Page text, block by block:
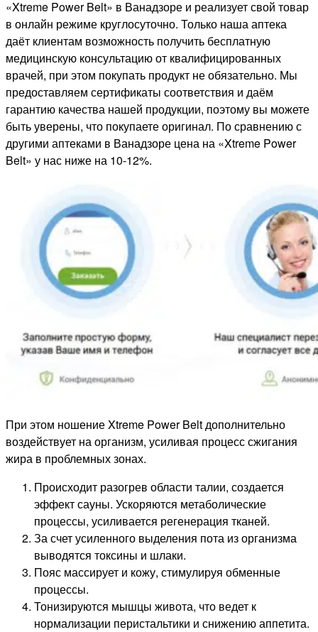
«Xtreme Power Belt» в Ванадзоре и реализует свой товар
в онлайн режиме круглосуточно. Только наша аптека
даёт клиентам возможность получить бесплатную
медицинскую консультацию от квалифицированных
врачей, при этом покупать продукт не обязательно. Мы
предоставляем сертификаты соответствия и даём
гарантию качества нашей продукции, поэтому вы можете
быть уверены, что покупаете оригинал. По сравнению с
другими аптеками в Ванадзоре цена на «Xtreme Power
Belt» у нас ниже на 10-12%.
При этом ношение Xtreme Power Belt дополнительно
воздействует на организм, усиливая процесс сжигания
жира в проблемных зонах.
Происходит разогрев области талии, создается
эффект сауны. Ускоряются метаболические
процессы, усиливается регенерация тканей.
За счет усиленного выделения пота из организма
выводятся токсины и шлаки.
Пояс массирует и кожу, стимулируя обменные
процессы.
Тонизируются мышцы живота, что ведет к
нормализации перистальтики и снижению аппетита.